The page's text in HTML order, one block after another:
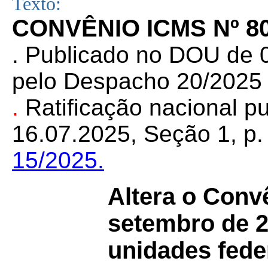
CONVÊNIO ICMS Nº
. Publicado no DOU de
pelo Despacho 20/
. Ratificação nacional
16.07.2025, Seção 1,
15/2025.
Altera o
setembro de
unidades